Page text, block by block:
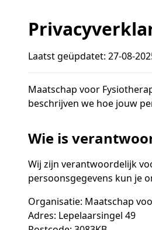
Laatst geüpdatet: 27-08-
Maatschap voor
beschrijven we hoe jouw
Wie is
Wij zijn verantwoordelijk
persoonsgegevens kun je
Organisatie: Maatschap
Adres: Lepelaarsingel 49